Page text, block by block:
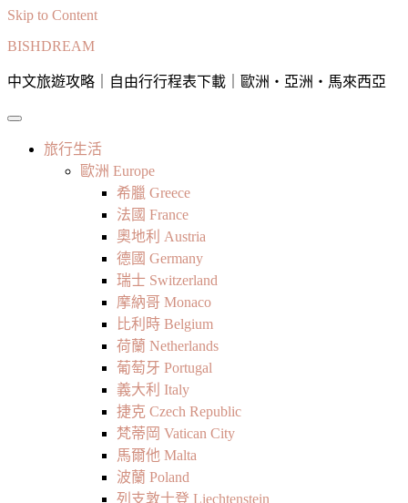
Skip to Content
BISHDREAM
中文旅遊攻略｜自由行行程表下載｜歐洲・亞洲・馬來西亞
旅行生活
歐洲 Europe
希臘 Greece
法國 France
奧地利 Austria
德國 Germany
瑞士 Switzerland
摩納哥 Monaco
比利時 Belgium
荷蘭 Netherlands
葡萄牙 Portugal
義大利 Italy
捷克 Czech Republic
梵蒂岡 Vatican City
馬爾他 Malta
波蘭 Poland
列支敦士登 Liechtenstein